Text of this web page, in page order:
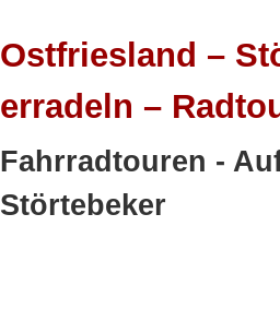
Ostfriesland –
erradeln –
Fahrradtouren -
Störtebeker